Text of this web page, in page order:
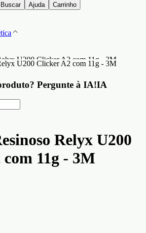
Buscar Ajuda Carrinho
Pergunte à IA!IA
Relyx U200
11g - 3M